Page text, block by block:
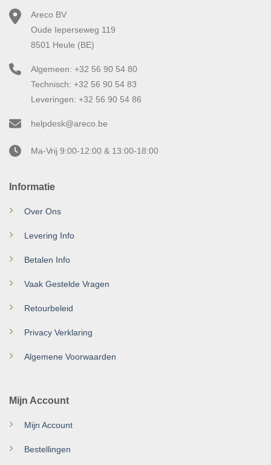
Informatie
Over Ons
Levering Info
Betalen Info
Vaak Gestelde Vragen
Retourbeleid
Privacy Verklaring
Algemene Voorwaarden
Mijn Account
Mijn Account
Bestellingen
Areco BV
Oude Ieperseweg 119
8501 Heule (BE)
Algemeen: +32 56 90 54 80
Technisch: +32 56 90 54 83
Leveringen: +32 56 90 54 86
helpdesk@areco.be
Ma-Vrij 9:00-12:00 & 13:00-18:00